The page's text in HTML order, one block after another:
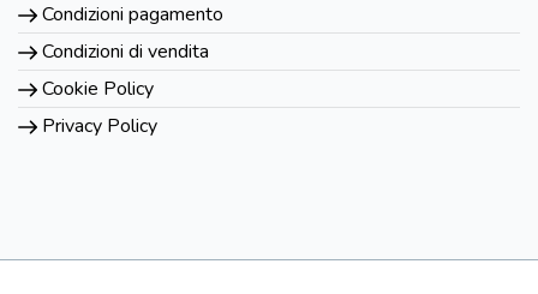
Condizioni pagamento
Condizioni di vendita
Cookie Policy
Privacy Policy